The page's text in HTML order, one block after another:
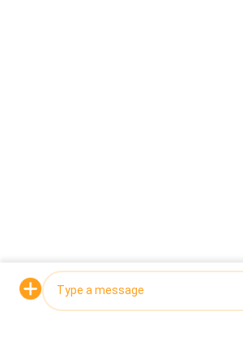
হিমায়িত খাদ্য প্যাকিং মেশিনউদ্ধৃতির জন্য আবেদন